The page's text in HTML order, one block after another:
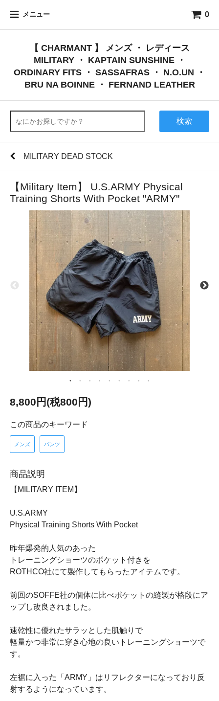
メニュー 0
【 CHARMANT 】 メンズ ・ レディース
MILITARY ・ KAPTAIN SUNSHINE ・
ORDINARY FITS ・ SASSAFRAS ・ N.O.UN ・
BRU NA BOINNE ・ FERNAND LEATHER
検索
MILITARY DEAD STOCK
【Military Item】 U.S.ARMY Physical
Training Shorts With Pocket "ARMY"
8,800円(税800円)
この商品のキーワード
メンズ パンツ
商品説明
【MILITARY ITEM】
U.S.ARMY
Physical Training Shorts With Pocket
昨年爆発的人気のあった
トレーニングショーツのポケット付きを
ROTHCO社にて製作してもらったアイテムです。
前回のSOFFE社の個体に比べポケットの縫製が格段にア
ップし改良されました。
速乾性に優れたサラッとした肌触りで
軽量かつ非常に穿き心地の良いトレーニングショーツで
す。
左裾に入った「ARMY」はリフレクターになっており反
射するようになっています。